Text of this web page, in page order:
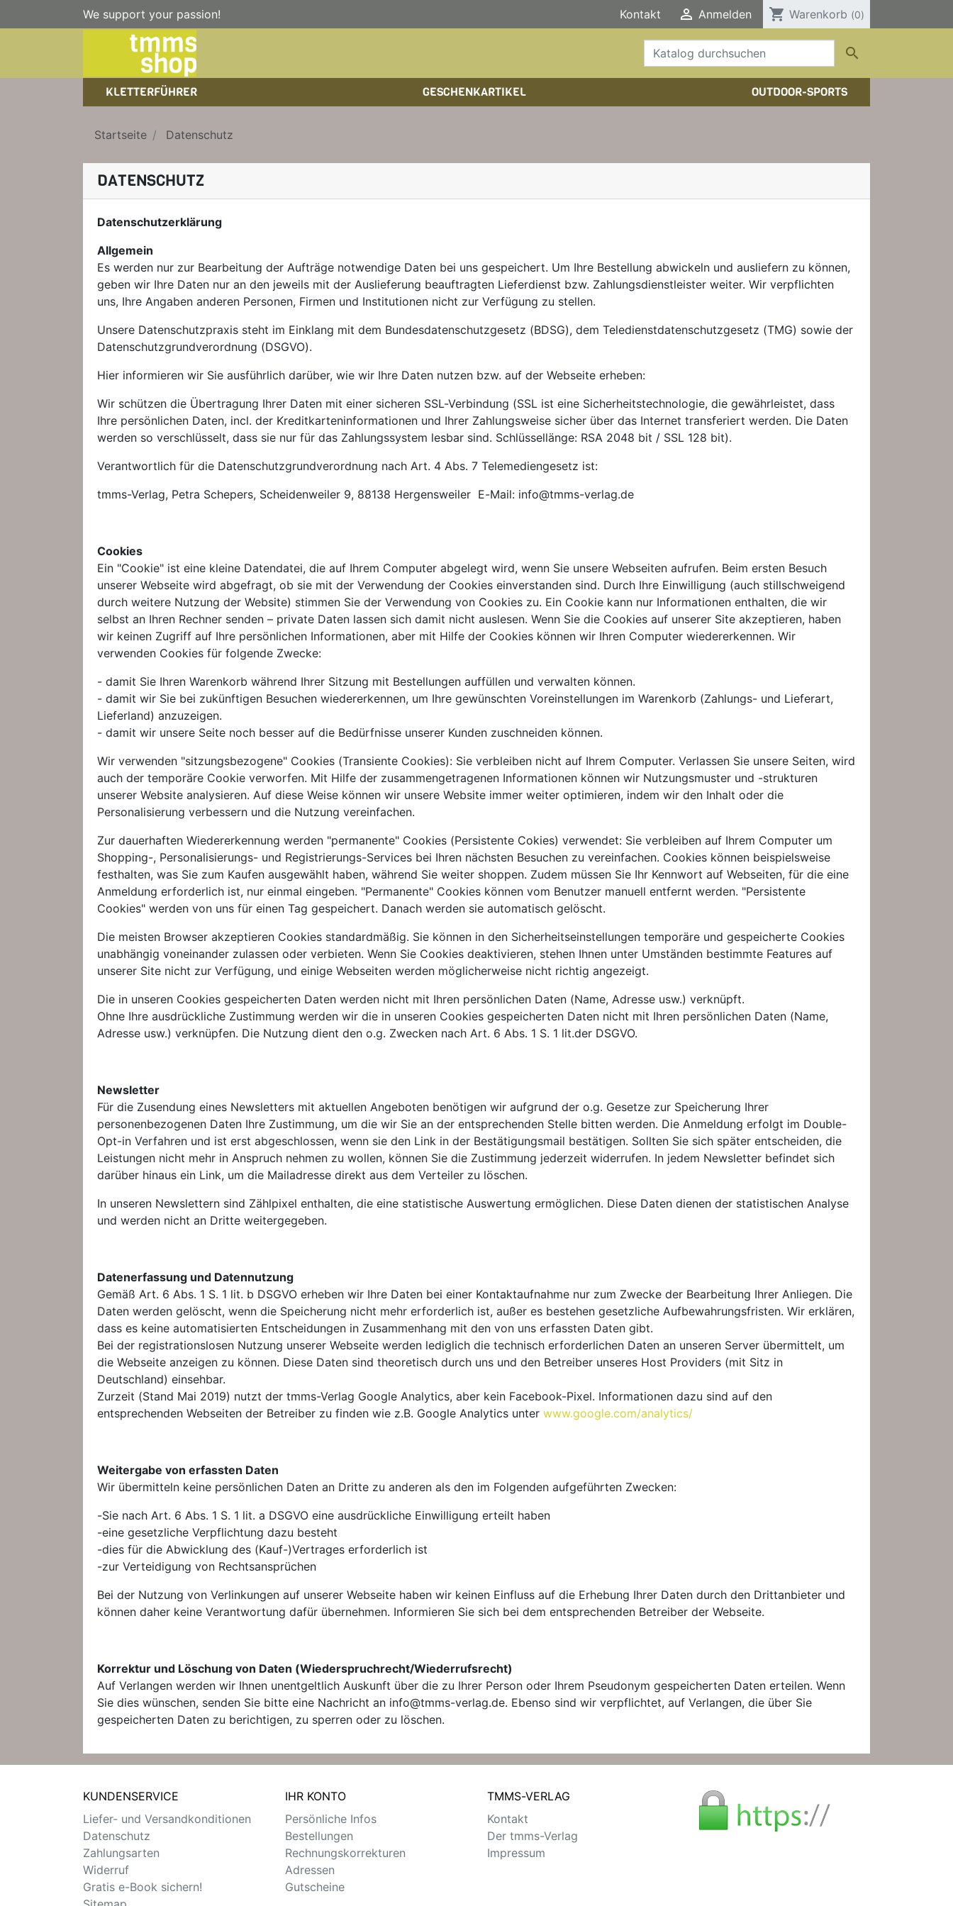
We support your passion! Kontakt  Anmelden shopping_cart Warenkorb (0)

KLETTERFÜHRER
TRAINING
KLETTER-KALENDER
GESCHENKARTIKEL OUTDOOR-SPORTS
BÜCHER
Startseite Datenschutz
DATENSCHUTZ
Datenschutzerklärung
Allgemein
Es werden nur zur Bearbeitung der Aufträge notwendige Daten bei uns gespeichert. Um Ihre Bestellung abwickeln und ausliefern zu können,
geben wir Ihre Daten nur an den jeweils mit der Auslieferung beauftragten Lieferdienst bzw. Zahlungsdienstleister weiter. Wir verpflichten
uns, Ihre Angaben anderen Personen, Firmen und Institutionen nicht zur Verfügung zu stellen.
Unsere Datenschutzpraxis steht im Einklang mit dem Bundesdatenschutzgesetz (BDSG), dem Teledienstdatenschutzgesetz (TMG) sowie der
Datenschutzgrundverordnung (DSGVO).
Hier informieren wir Sie ausführlich darüber, wie wir Ihre Daten nutzen bzw. auf der Webseite erheben:
Wir schützen die Übertragung Ihrer Daten mit einer sicheren SSL-Verbindung (SSL ist eine Sicherheitstechnologie, die gewährleistet, dass
Ihre persönlichen Daten, incl. der Kreditkarteninformationen und Ihrer Zahlungsweise sicher über das Internet transferiert werden. Die Daten
werden so verschlüsselt, dass sie nur für das Zahlungssystem lesbar sind. Schlüssellänge: RSA 2048 bit / SSL 128 bit).
Verantwortlich für die Datenschutzgrundverordnung nach Art. 4 Abs. 7 Telemediengesetz ist:
tmms-Verlag, Petra Schepers, Scheidenweiler 9, 88138 Hergensweiler E-Mail: info@tmms-verlag.de
Cookies
Ein "Cookie" ist eine kleine Datendatei, die auf Ihrem Computer abgelegt wird, wenn Sie unsere Webseiten aufrufen. Beim ersten Besuch
unserer Webseite wird abgefragt, ob sie mit der Verwendung der Cookies einverstanden sind. Durch Ihre Einwilligung (auch stillschweigend
durch weitere Nutzung der Website) stimmen Sie der Verwendung von Cookies zu. Ein Cookie kann nur Informationen enthalten, die wir
selbst an Ihren Rechner senden – private Daten lassen sich damit nicht auslesen. Wenn Sie die Cookies auf unserer Site akzeptieren, haben
wir keinen Zugriff auf Ihre persönlichen Informationen, aber mit Hilfe der Cookies können wir Ihren Computer wiedererkennen. Wir
verwenden Cookies für folgende Zwecke:
- damit Sie Ihren Warenkorb während Ihrer Sitzung mit Bestellungen auffüllen und verwalten können.
- damit wir Sie bei zukünftigen Besuchen wiedererkennen, um Ihre gewünschten Voreinstellungen im Warenkorb (Zahlungs- und Lieferart,
Lieferland) anzuzeigen.
- damit wir unsere Seite noch besser auf die Bedürfnisse unserer Kunden zuschneiden können.
Wir verwenden "sitzungsbezogene" Cookies (Transiente Cookies): Sie verbleiben nicht auf Ihrem Computer. Verlassen Sie unsere Seiten, wird
auch der temporäre Cookie verworfen. Mit Hilfe der zusammengetragenen Informationen können wir Nutzungsmuster und -strukturen
unserer Website analysieren. Auf diese Weise können wir unsere Website immer weiter optimieren, indem wir den Inhalt oder die
Personalisierung verbessern und die Nutzung vereinfachen.
Zur dauerhaften Wiedererkennung werden "permanente" Cookies (Persistente Cokies) verwendet: Sie verbleiben auf Ihrem Computer um
Shopping-, Personalisierungs- und Registrierungs-Services bei Ihren nächsten Besuchen zu vereinfachen. Cookies können beispielsweise
festhalten, was Sie zum Kaufen ausgewählt haben, während Sie weiter shoppen. Zudem müssen Sie Ihr Kennwort auf Webseiten, für die eine
Anmeldung erforderlich ist, nur einmal eingeben. "Permanente" Cookies können vom Benutzer manuell entfernt werden. "Persistente
Cookies" werden von uns für einen Tag gespeichert. Danach werden sie automatisch gelöscht.
Die meisten Browser akzeptieren Cookies standardmäßig. Sie können in den Sicherheitseinstellungen temporäre und gespeicherte Cookies
unabhängig voneinander zulassen oder verbieten. Wenn Sie Cookies deaktivieren, stehen Ihnen unter Umständen bestimmte Features auf
unserer Site nicht zur Verfügung, und einige Webseiten werden möglicherweise nicht richtig angezeigt.
Die in unseren Cookies gespeicherten Daten werden nicht mit Ihren persönlichen Daten (Name, Adresse usw.) verknüpft.
Ohne Ihre ausdrückliche Zustimmung werden wir die in unseren Cookies gespeicherten Daten nicht mit Ihren persönlichen Daten (Name,
Adresse usw.) verknüpfen. Die Nutzung dient den o.g. Zwecken nach Art. 6 Abs. 1 S. 1 lit.der DSGVO.
Newsletter
Für die Zusendung eines Newsletters mit aktuellen Angeboten benötigen wir aufgrund der o.g. Gesetze zur Speicherung Ihrer
personenbezogenen Daten Ihre Zustimmung, um die wir Sie an der entsprechenden Stelle bitten werden. Die Anmeldung erfolgt im Double-
Opt-in Verfahren und ist erst abgeschlossen, wenn sie den Link in der Bestätigungsmail bestätigen. Sollten Sie sich später entscheiden, die
Leistungen nicht mehr in Anspruch nehmen zu wollen, können Sie die Zustimmung jederzeit widerrufen. In jedem Newsletter befindet sich
darüber hinaus ein Link, um die Mailadresse direkt aus dem Verteiler zu löschen.
In unseren Newslettern sind Zählpixel enthalten, die eine statistische Auswertung ermöglichen. Diese Daten dienen der statistischen Analyse
und werden nicht an Dritte weitergegeben.
Datenerfassung und Datennutzung
Gemäß Art. 6 Abs. 1 S. 1 lit. b DSGVO erheben wir Ihre Daten bei einer Kontaktaufnahme nur zum Zwecke der Bearbeitung Ihrer Anliegen. Die
Daten werden gelöscht, wenn die Speicherung nicht mehr erforderlich ist, außer es bestehen gesetzliche Aufbewahrungsfristen. Wir erklären,
dass es keine automatisierten Entscheidungen in Zusammenhang mit den von uns erfassten Daten gibt.
Bei der registrationslosen Nutzung unserer Webseite werden lediglich die technisch erforderlichen Daten an unseren Server übermittelt, um
die Webseite anzeigen zu können. Diese Daten sind theoretisch durch uns und den Betreiber unseres Host Providers (mit Sitz in
Deutschland) einsehbar.
Zurzeit (Stand Mai 2019) nutzt der tmms-Verlag Google Analytics, aber kein Facebook-Pixel. Informationen dazu sind auf den
entsprechenden Webseiten der Betreiber zu finden wie z.B. Google Analytics unter www.google.com/analytics/
Weitergabe von erfassten Daten
Wir übermitteln keine persönlichen Daten an Dritte zu anderen als den im Folgenden aufgeführten Zwecken:
-Sie nach Art. 6 Abs. 1 S. 1 lit. a DSGVO eine ausdrückliche Einwilligung erteilt haben
-eine gesetzliche Verpflichtung dazu besteht
-dies für die Abwicklung des (Kauf-)Vertrages erforderlich ist
-zur Verteidigung von Rechtsansprüchen
Bei der Nutzung von Verlinkungen auf unserer Webseite haben wir keinen Einfluss auf die Erhebung Ihrer Daten durch den Drittanbieter und
können daher keine Verantwortung dafür übernehmen. Informieren Sie sich bei dem entsprechenden Betreiber der Webseite.
Korrektur und Löschung von Daten (Wiederspruchrecht/Wiederrufsrecht)
Auf Verlangen werden wir Ihnen unentgeltlich Auskunft über die zu Ihrer Person oder Ihrem Pseudonym gespeicherten Daten erteilen. Wenn
Sie dies wünschen, senden Sie bitte eine Nachricht an info@tmms-verlag.de. Ebenso sind wir verpflichtet, auf Verlangen, die über Sie
gespeicherten Daten zu berichtigen, zu sperren oder zu löschen.
KUNDENSERVICE
Liefer- und Versandkonditionen
Datenschutz
Zahlungsarten
Widerruf
Gratis e-Book sichern!
IHR KONTO
Persönliche Infos
Bestellungen
Rechnungskorrekturen
Adressen
Gutscheine
TMMS-VERLAG
Kontakt
Der tmms-Verlag
Impressum